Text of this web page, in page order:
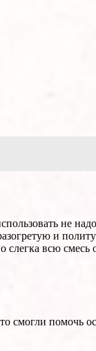
не
и
слегка всю смесь
смогли помочь